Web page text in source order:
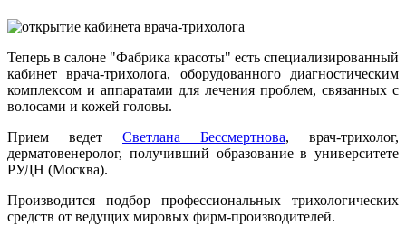
Теперь в салоне "Фабрика красоты" есть специализированный
кабинет врача-трихолога, оборудованного диагностическим
комплексом и аппаратами для лечения проблем, связанных с
волосами и кожей головы.
Прием ведет Светлана Бессмертнова, врач-трихолог,
дерматовенеролог, получивший образование в университете
РУДН (Москва).
Производится подбор профессиональных трихологических
средств от ведущих мировых фирм-производителей.